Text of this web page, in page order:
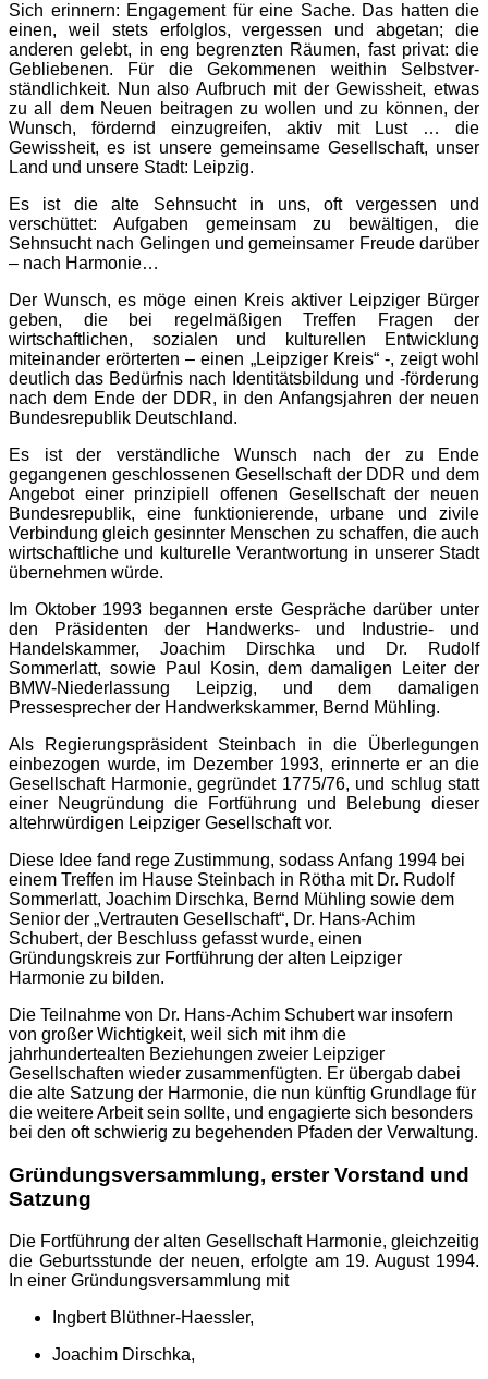
Sich erinnern: Engagement für eine Sache. Das hatten die
einen, weil stets erfolglos, vergessen und abgetan; die
anderen gelebt, in eng begrenzten Räumen, fast privat: die
Gebliebenen. Für die Gekommenen weithin Selbstver­
ständlichkeit. Nun also Aufbruch mit der Gewissheit, etwas
zu all dem Neuen beitragen zu wollen und zu können, der
Wunsch, fördernd einzugreifen, aktiv mit Lust … die
Gewissheit, es ist unsere gemeinsame Gesellschaft, unser
Land und unsere Stadt: Leipzig.
Es ist die alte Sehnsucht in uns, oft vergessen und
verschüttet: Aufgaben gemeinsam zu bewältigen, die
Sehnsucht nach Gelingen und gemeinsamer Freude darüber
– nach Harmonie…
Der Wunsch, es möge einen Kreis aktiver Leipziger Bürger
geben, die bei regelmäßigen Treffen Fragen der
wirtschaftlichen, sozialen und kulturellen Entwicklung
miteinander erörterten – einen „Leipziger Kreis“ -, zeigt wohl
deutlich das Bedürfnis nach Identitätsbildung und -förderung
nach dem Ende der DDR, in den Anfangsjahren der neuen
Bundesrepublik Deutschland.
Es ist der verständliche Wunsch nach der zu Ende
gegangenen geschlossenen Gesellschaft der DDR und dem
Angebot einer prinzipiell offenen Gesellschaft der neuen
Bundesrepublik, eine funktionierende, urbane und zivile
Verbindung gleich gesinnter Menschen zu schaffen, die auch
wirtschaftliche und kulturelle Verantwortung in unserer Stadt
übernehmen würde.
Im Oktober 1993 begannen erste Gespräche darüber unter
den Präsidenten der Handwerks- und Industrie- und
Handelskammer, Joachim Dirschka und Dr. Rudolf
Sommerlatt, sowie Paul Kosin, dem damaligen Leiter der
BMW-Niederlassung Leipzig, und dem damaligen
Pressesprecher der Handwerkskammer, Bernd Mühling.
Als Regierungspräsident Steinbach in die Überlegungen
einbezogen wurde, im Dezember 1993, erinnerte er an die
Gesellschaft Harmonie, gegründet 1775/76, und schlug statt
einer Neugründung die Fortführung und Belebung dieser
altehrwürdigen Leipziger Gesellschaft vor.
Diese Idee fand rege Zustimmung, sodass Anfang 1994 bei
einem Treffen im Hause Steinbach in Rötha mit Dr. Rudolf
Sommerlatt, Joachim Dirschka, Bernd Mühling sowie dem
Senior der „Vertrauten Gesellschaft“, Dr. Hans-Achim
Schubert, der Beschluss gefasst wurde, einen
Gründungskreis zur Fortführung der alten Leipziger
Harmonie zu bilden.
Die Teilnahme von Dr. Hans-Achim Schubert war insofern
von großer Wichtigkeit, weil sich mit ihm die
jahrhundertealten Beziehungen zweier Leipziger
Gesellschaften wieder zusammenfügten. Er übergab dabei
die alte Satzung der Harmonie, die nun künftig Grundlage für
die weitere Arbeit sein sollte, und engagierte sich besonders
bei den oft schwierig zu begehenden Pfaden der Verwaltung.
Gründungsversammlung, erster Vorstand und
Satzung
Die Fortführung der alten Gesellschaft Harmonie, gleichzeitig
die Geburtsstunde der neuen, erfolgte am 19. August 1994.
In einer Gründungsversammlung mit
Ingbert Blüthner-Haessler,
Joachim Dirschka,